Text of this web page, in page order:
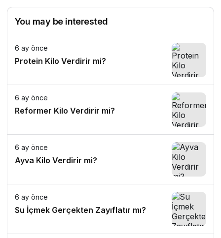
You may be interested
6 ay önce
Protein Kilo Verdirir mi?
6 ay önce
Reformer Kilo Verdirir mi?
6 ay önce
Ayva Kilo Verdirir mi?
6 ay önce
Su İçmek Gerçekten Zayıflatır mı?